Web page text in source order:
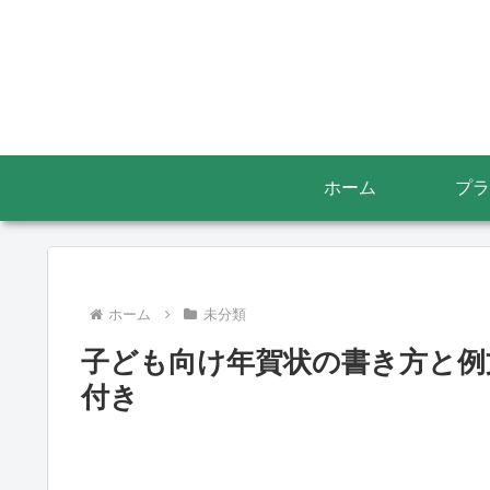
ホーム プ
ホーム 未分類
子ども向け年賀状の書き方と
付き